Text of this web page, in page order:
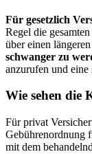
Für gesetzlich
Regel die gesamten
über einen
schwanger zu
anzurufen und
Wie sehen die
Für privat
Gebührenordnung
mit dem